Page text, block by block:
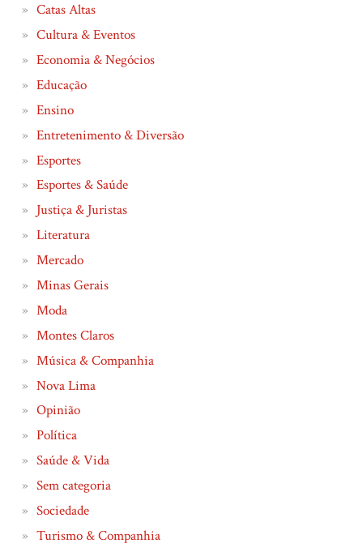
Catas Altas
Cultura & Eventos
Economia & Negócios
Educação
Ensino
Entretenimento & Diversão
Esportes
Esportes & Saúde
Justiça & Juristas
Literatura
Mercado
Minas Gerais
Moda
Montes Claros
Música & Companhia
Nova Lima
Opinião
Política
Saúde & Vida
Sem categoria
Sociedade
Turismo & Companhia